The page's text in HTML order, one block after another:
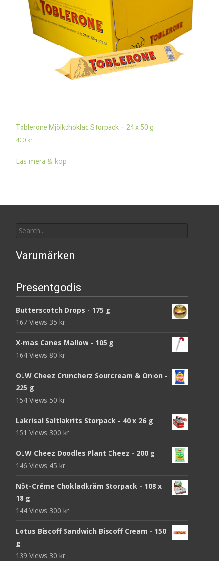
Toblerone Mjölkchoklad Storpack – 24 x 50 g
400 kr
Läs mera & köp
for:
Varumärken
Presentgodis
Butterscotch Drops - 175 g
167 Views 35 kr
X-mas Canes Mallow - 105 g
164 Views 80 kr
OLW Cheez Cruncherz Sourcream & Onion -
225 g
154 Views 50 kr
Lakrisal Saltlakrits Storpack - 40 x 26 g
151 Views 300 kr
OLW Cheez Doodles Plant Cheez - 200 g
146 Views 45 kr
Nöt-Créme Chokladkräm Storpack - 108 x
18 g
144 Views 300 kr
Lotus Biscoff Sandwich Biscoff Cream - 150
g
139 Views 30 kr